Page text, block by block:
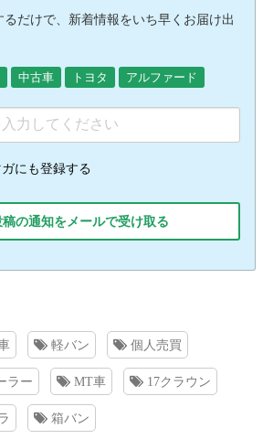
だけで、新着情報をいち早くお届け出
中古車 トヨタ アルファード
にも登録する
の通知をメールで受け取る
軽バン 個人売買
ラー MT車 17クラウン
箱バン